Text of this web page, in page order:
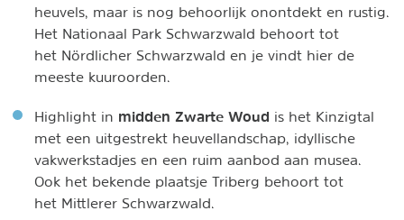
heuvels, maar is nog behoorlijk onontdekt en rustig.
Het Nationaal Park Schwarzwald behoort tot
het Nördlicher Schwarzwald en je vindt hier de
meeste kuuroorden.
Highlight in midden Zwarte Woud is het Kinzigtal
met een uitgestrekt heuvellandschap, idyllische
vakwerkstadjes en een ruim aanbod aan musea.
Ook het bekende plaatsje Triberg behoort tot
het Mittlerer Schwarzwald.